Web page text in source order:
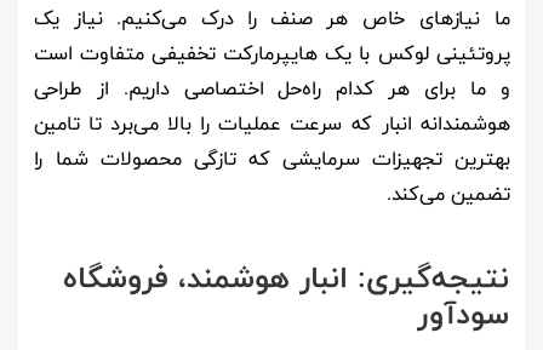
ما نیازهای خاص هر صنف را درک می‌کنیم. نیاز یک
پروتئینی لوکس با یک هایپرمارکت تخفیفی متفاوت است
و ما برای هر کدام راه‌حل اختصاصی داریم. از طراحی
هوشمندانه انبار که سرعت عملیات را بالا می‌برد تا تامین
بهترین تجهیزات سرمایشی که تازگی محصولات شما را
تضمین می‌کند.
نتیجه‌گیری: انبار هوشمند، فروشگاه
سودآور